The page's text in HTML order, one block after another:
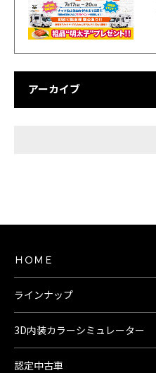
アーカイブ
ＨＯＭＥ
ラインナップ
3D内装カラーシミュレーター
認定中古車